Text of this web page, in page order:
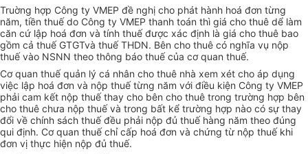
Truờng hợp Công ty VMEP đề nghị cho phát hành hoá đơn từng
năm, tiền thuế do Công ty VMEP thanh toán thì giá cho thuê dể làm
căn cứ lập hoá đơn và tính thuế được xác định là giá cho thuê bao
gồm cả thuế GTGTvà thuế THDN. Bên cho thuê có nghĩa vụ nộp
thuế vào NSNN theo thông báo thuế của cơ quan thuế.
Cơ quan thuế quản lý cá nhân cho thuê nhà xem xét cho áp dụng
việc lập hoá đơn và nộp thuế từng năm với điều kiện Công ty VMEP
phải cam kết nộp thuế thay cho bên cho thuê trong trường hợp bên
cho thuê chưa nộp thuế và trong bất kể trường hợp nào có sự thay
đổi về chính sách thuế đều phải nộp đủ thuế hàng năm theo đúng
qui định. Cơ quan thuế chỉ cấp hoá đơn và chứng từ nộp thuế khi
đơn vị thực hiện nộp đủ thuế.